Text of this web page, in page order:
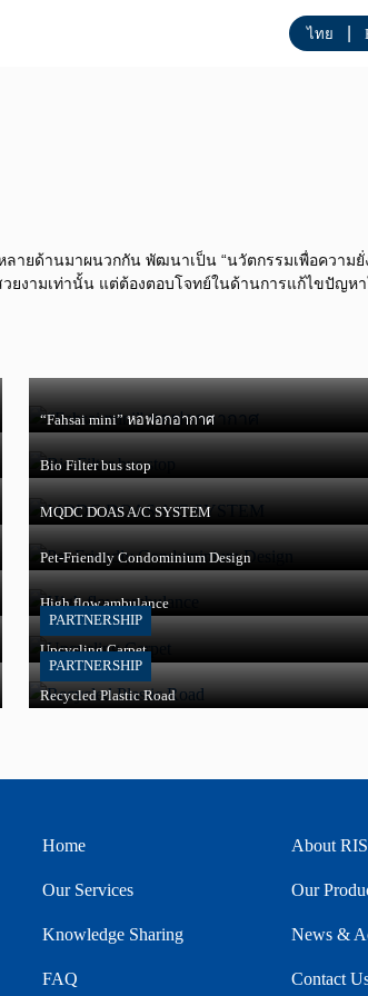
ไทย
ลายด้านมาผนวกกัน พัฒนาเป็น “นวัตกรรมเพื่อความยั่
ยงามเท่านั้น แต่ต้องตอบโจทย์ในด้านการแก้ไขปัญห
“Fahsai mini” หอฟอกอากาศ
Bio Filter bus stop
MQDC DOAS A/C SYSTEM
Pet-Friendly Condominium Design
High flow ambulance
PARTNERSHIP
Upcycling Carpet
PARTNERSHIP
Recycled Plastic Road
Home About
Our Services Our
Knowledge Sharing News &
FAQ Contact